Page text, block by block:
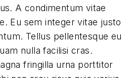
A condimentum vitae
Eu sem integer vitae justo
Tellus pellentesque eu
nulla facilisi cras.
fringilla urna porttitor